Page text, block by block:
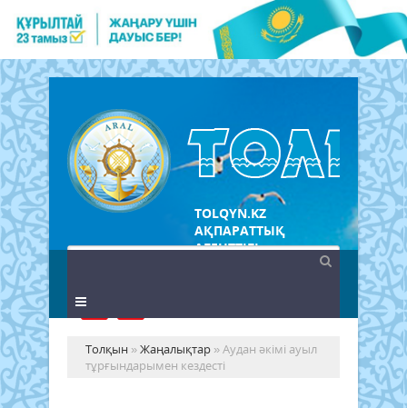
TOLQYN.KZ
АҚПАРАТТЫҚ
АГЕНТТІГІ
Толқын »Жаңалықтар » Аудан әкімі ауыл
тұрғындарымен кездесті